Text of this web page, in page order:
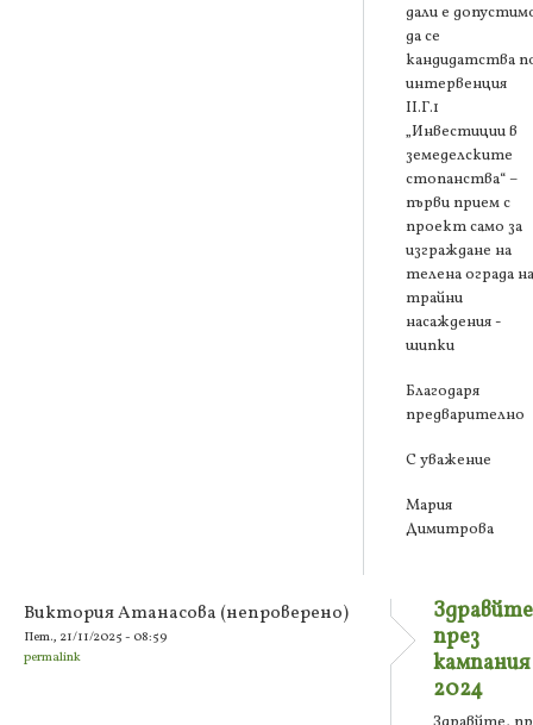
дали е
да се
кандидатства
интервенция
ІІ.Г.1
„Инвестиции в
земеделските
стопанства“ –
първи прием с
проект само за
изграждане на
телена ограда на
трайни
насаждения -
шипки
Благодаря
предварително
С уважение
Мария
Димитрова
Виктория Атанасова (непроверено)
Пет., 21/11/2025 - 08:59
permalink
през
кампания
2024